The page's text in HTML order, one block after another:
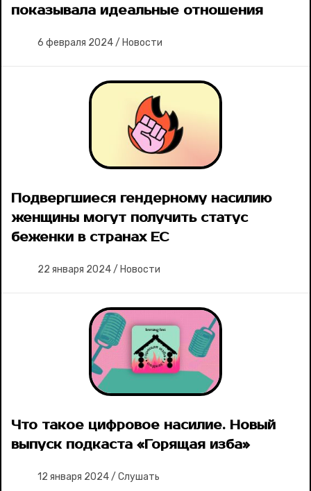
показывала идеальные отношения
6 февраля 2024/ Новости
Подвергшиеся гендерному насилию
женщины могут получить статус
беженки в странах ЕС
22 января 2024/ Новости
Что такое цифровое насилие. Новый
выпуск подкаста «Горящая изба»
12 января 2024/ Слушать